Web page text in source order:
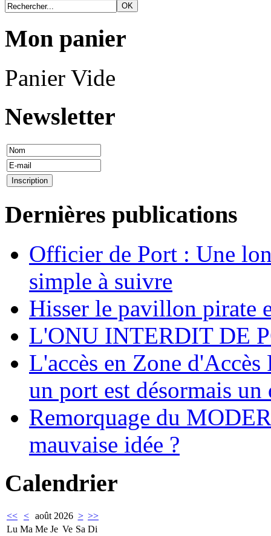
Mon panier
Panier Vide
Newsletter
Dernières publications
Officier de Port : Une
simple à suivre
Hisser le pavillon pirate
L'ONU INTERDIT DE
L'accès en Zone
un port est désormais un
Remorquage du
mauvaise idée ?
Calendrier
<< < août 2026 > >>
Lu Ma Me Je Ve Sa Di